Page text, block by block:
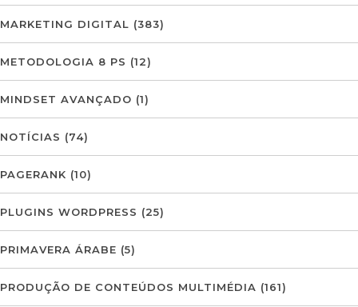
MARKETING DIGITAL (383)
METODOLOGIA 8 PS (12)
MINDSET AVANÇADO (1)
NOTÍCIAS (74)
PAGERANK (10)
PLUGINS WORDPRESS (25)
PRIMAVERA ÁRABE (5)
PRODUÇÃO DE CONTEÚDOS MULTIMÉDIA (161)